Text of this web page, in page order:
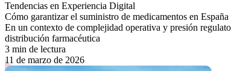
Tendencias en Experiencia Digital
Cómo garantizar el suministro de medicamentos en España
En un contexto de complejidad operativa y presión
distribución farmacéutica
3 min de lectura
11 de marzo de 2026